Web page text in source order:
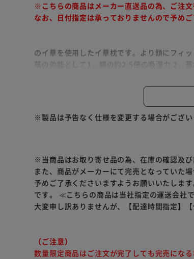
※こちらの商品はメーカー直送品の為、ご注
なお、日付指定は承っておりませんので予めご
のイ草を使用したイ草枕です。より頭にフィ
草の効能として1．綿の約2.5倍の吸湿力 2．
（九州産）のしなやかなイ草を使用していま
発ウレタンチップを使用しています。柔らか
自の技術で材料や商品に加工しました。「ヒ
※製品は予告なく仕様を変更する場合がござい
※当商品はお取り寄せ品の為、在庫の確認及
また、商品がメーカーにて完売となっていた
予めご了承くださいますようお願いいたします
です。 ≪こちらの商品は当社指定の運送会社
大変申し訳ありませんが、【配達時間指定】
（ご注意）
数量限定商品はご注文が完了しても完売にな